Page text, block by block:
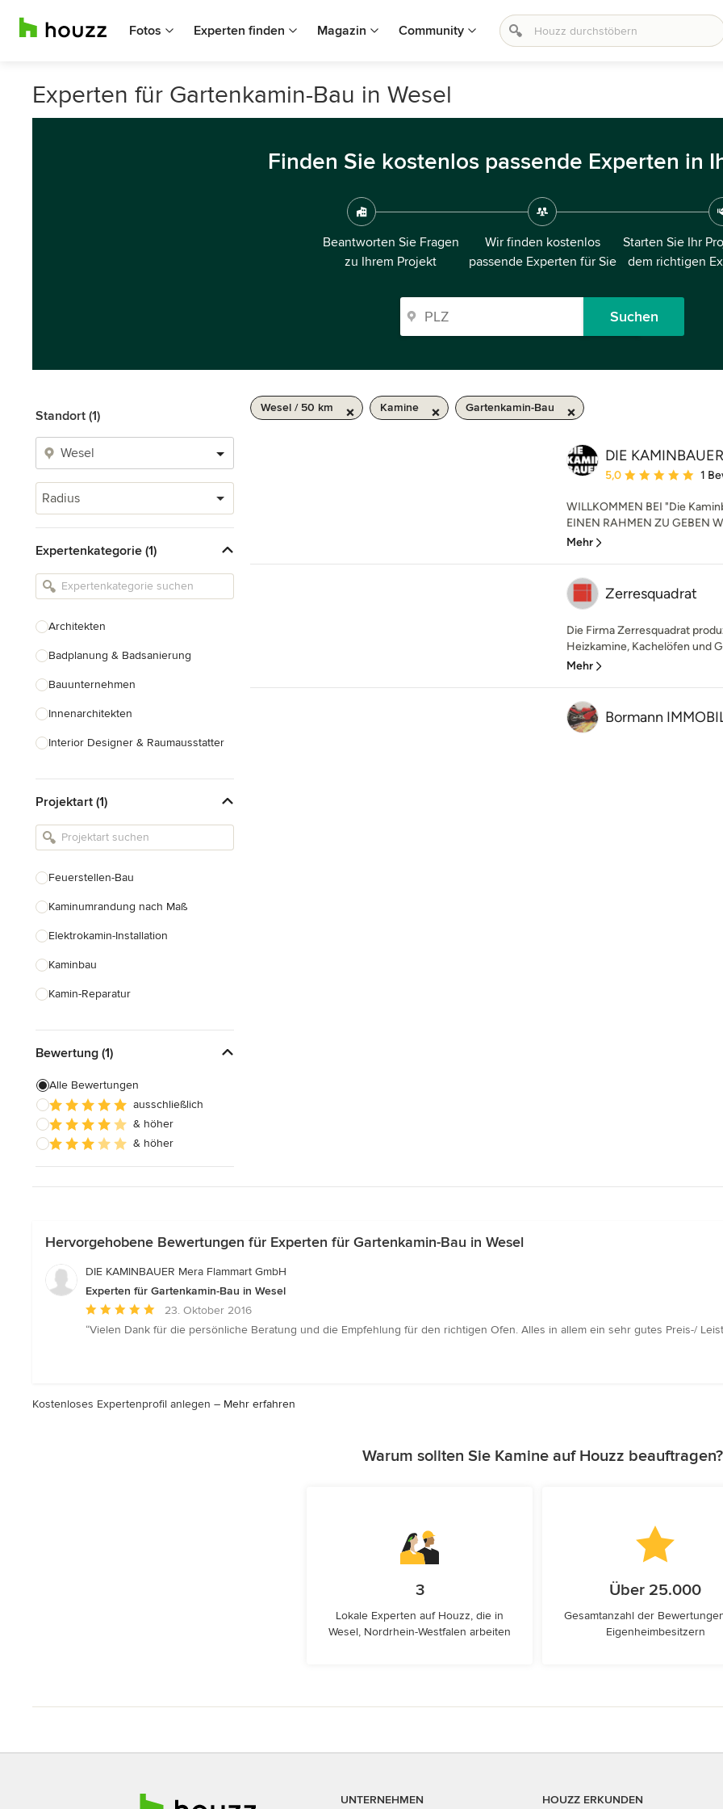
Fotos Experten finden Magazin Community
Experten für Gartenkamin-Bau in Wesel
Finden Sie kostenlos passende Experten in
Beantworten Sie Fragen
zu Ihrem Projekt
Wir finden kostenlos
passende Experten für Sie
Starten Sie Ihr
dem richtigen
Suchen
Standort (1)
Radius
Expertenkategorie (1)
Architekten
Badplanung & Badsanierung
Bauunternehmen
Innenarchitekten
Interior Designer & Raumausstatter
Landschaftsarchitekten
Armaturen & Sanitärbedarf
Projektart (1)
Feuerstellen-Bau
Kaminumrandung nach Maß
Elektrokamin-Installation
Kaminbau
Kamin-Reparatur
Gartenkamin-Bau
Schornsteinbau
Alle anzeigen
Bewertung (1)
Alle Bewertungen
ausschließlich
& höher
& höher
Wesel / 50 km Kamine Gartenkamin-Bau
DIE
Durchschnittliche
5,0 1
WILLKOMMEN BEI "Die
EINEN RAHMEN ZU GEBEN
Mehr
Zerresquadrat
Die Firma Zerresquadrat
Heizkamine, Kachelöfen und
Mehr
Bormann
Hervorgehobene Bewertungen für Experten für Gartenkamin-Bau in Wesel
DIE KAMINBAUER Mera Flammart GmbH
Experten für Gartenkamin-Bau in Wesel
Durchschnittliche
Bewertung:
23. Oktober 2016
“Vielen Dank für die persönliche Beratung und die Empfehlung für den richtigen Ofen. Alles in allem ein sehr gutes Preis-/
Kostenloses Expertenprofil anlegen – Mehr erfahren
Warum sollten Sie Kamine auf Houzz beauftragen?
3
Lokale Experten auf Houzz, die in
Wesel, Nordrhein-Westfalen arbeiten
Über 25.000
Gesamtanzahl der
Eigenheimbesitzern
UNTERNEHMEN HOUZZ ERKUNDEN